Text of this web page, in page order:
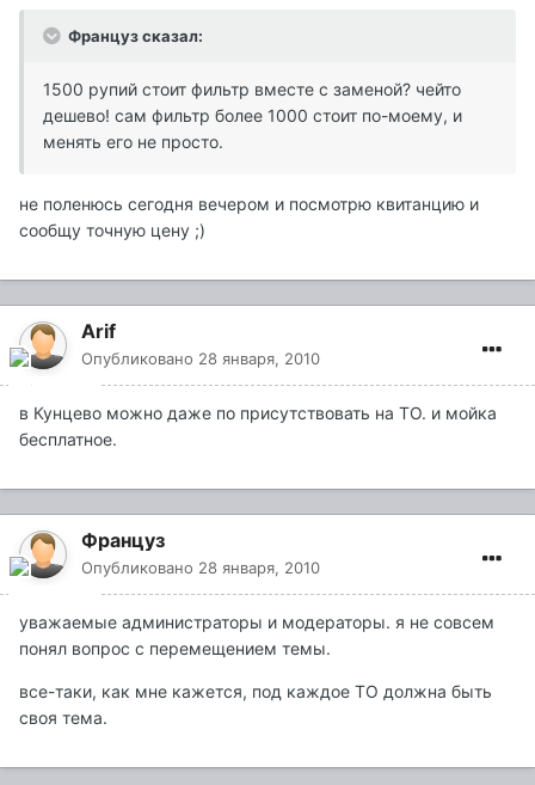
Француз сказал:
1500 рупий стоит фильтр вместе с заменой? чейто
дешево! сам фильтр более 1000 стоит по-моему, и
менять его не просто.
не поленюсь сегодня вечером и посмотрю квитанцию и
сообщу точную цену ;)
Arif
Опубликовано 28 января, 2010
в Кунцево можно даже по присутствовать на ТО. и мойка
бесплатное.
Француз
Опубликовано 28 января, 2010
уважаемые администраторы и модераторы. я не совсем
понял вопрос с перемещением темы.
все-таки, как мне кажется, под каждое ТО должна быть
своя тема.